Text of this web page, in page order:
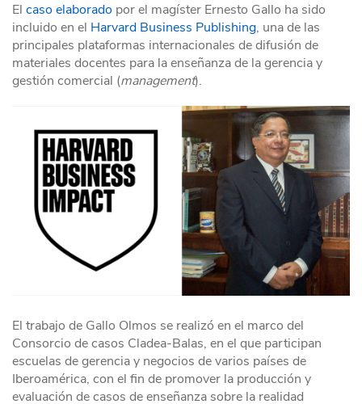
El caso elaborado por el magíster Ernesto Gallo ha sido
incluido en el Harvard Business Publishing, una de las
principales plataformas internacionales de difusión de
materiales docentes para la enseñanza de la gerencia y
gestión comercial (management).
El trabajo de Gallo Olmos se realizó en el marco del
Consorcio de casos Cladea-Balas, en el que participan
escuelas de gerencia y negocios de varios países de
Iberoamérica, con el fin de promover la producción y
evaluación de casos de enseñanza sobre la realidad